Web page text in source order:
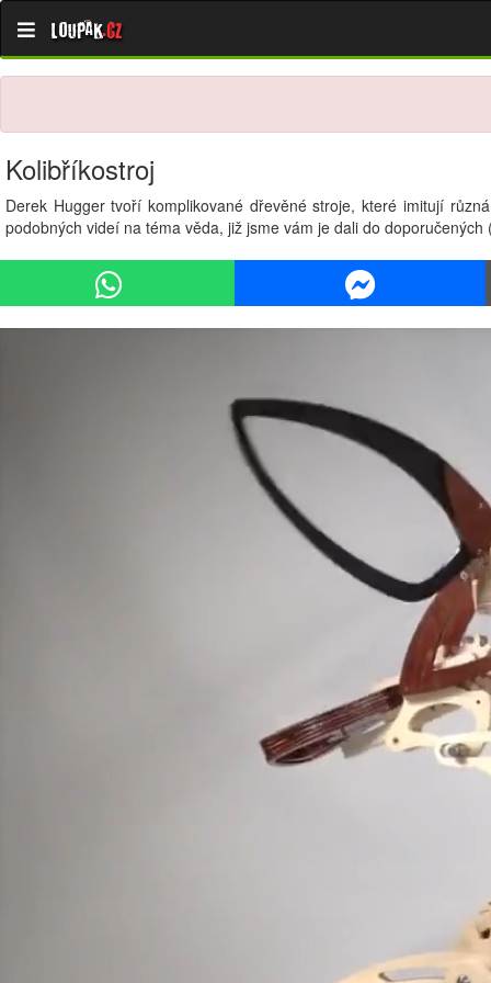
Loupak.cz
Kolibříkostroj
Derek Hugger tvoří komplikované dřevěné stroje, které imitují
podobných videí na téma věda, již jsme vám je dali do doporučených